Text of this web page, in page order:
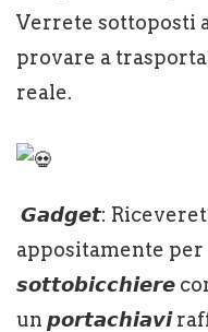
Verrete sottoposti
provare a
reale.
𝙂𝙖𝙙𝙜𝙚𝙩:
appositamente
𝙨𝙤𝙩𝙩𝙤𝙗𝙞𝙘𝙘𝙝𝙞𝙚𝙧𝙚
un 𝙥𝙤𝙧𝙩𝙖𝙘𝙝𝙞𝙖𝙫𝙞